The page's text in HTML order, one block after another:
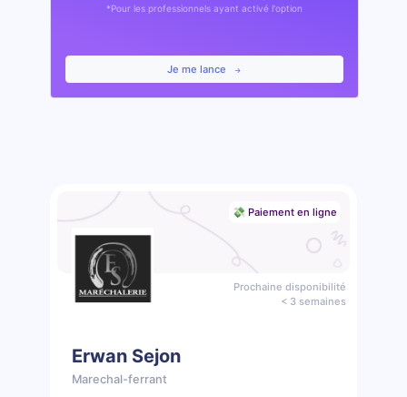
*Pour les professionnels ayant activé l'option
Je me lance
💸 Paiement en ligne
Prochaine disponibilité
< 3 semaines
Erwan Sejon
Marechal-ferrant